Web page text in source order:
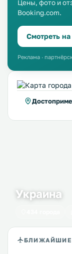
Цены, фото и
Booking.com.
Смотреть
Реклама ·
Украина